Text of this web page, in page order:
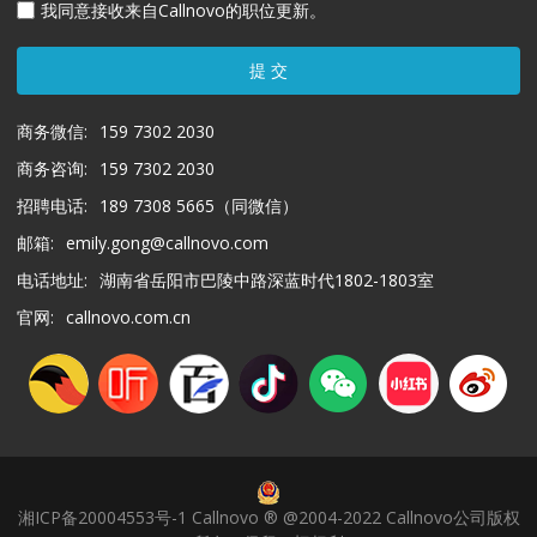
我同意接收来自Callnovo的职位更新。
提 交
商务微信:
159 7302 2030
商务咨询:
159 7302 2030
招聘电话:
189 7308 5665（同微信）
邮箱: emily.gong@callnovo.com
电话地址: 湖南省岳阳市巴陵中路深蓝时代1802-1803室
官网: callnovo.com.cn
湘ICP备20004553号-1 Callnovo ® @2004-2022 Callnovo公司版权